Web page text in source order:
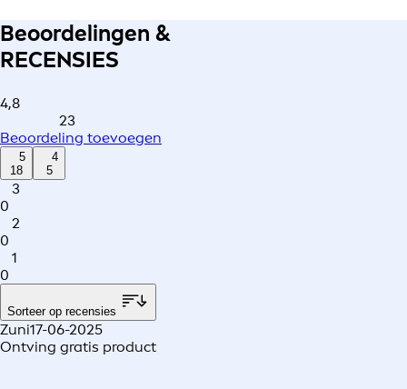
Beoordelingen &
RECENSIES
4,8
23
Beoordeling toevoegen
5
18
4
5
3
0
2
0
1
0
Sorteer op recensies
Zuni17-06-2025
Ontving gratis product